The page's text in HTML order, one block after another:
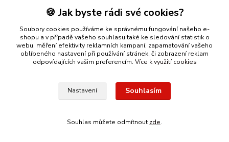
+420 739 924 550
(Po-Pá, 8-17 hod.)
info@bmautodily.cz
Copyright 2026 BM-AUTODÍLY. Všechna práva vyhrazena.
🍪 Jak byste rádi své cookies?
Soubory cookies používáme ke správnému fungování našeho e-
shopu a v případě vašeho souhlasu také ke sledování statistik o
webu, měření efektivity reklamních kampaní, zapamatování vašeho
oblíbeného nastavení při používání stránek, či zobrazení reklam
odpovídajících vašim preferencím. Více k využití cookies
Nastavení Souhlasím
Souhlas můžete odmítnout zde.